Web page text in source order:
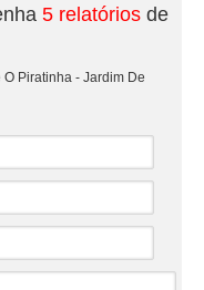
5 relatórios de
Piratinha - Jardim De